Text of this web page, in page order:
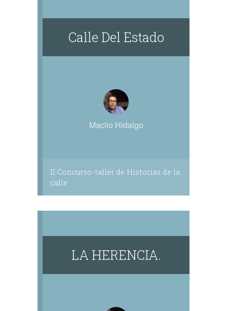
Calle Del Estado
Maclio Hidalgo
II Concurso-taller de Historias de la
calle
LA HERENCIA.